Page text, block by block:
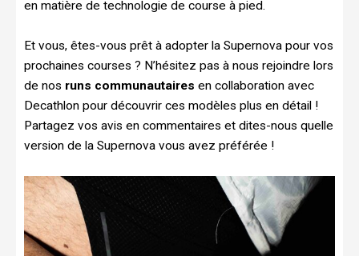
en matière de technologie de course à pied.
Et vous, êtes-vous prêt à adopter la Supernova pour vos
prochaines courses ? N’hésitez pas à nous rejoindre lors
de nos runs communautaires en collaboration avec
Decathlon pour découvrir ces modèles plus en détail !
Partagez vos avis en commentaires et dites-nous quelle
version de la Supernova vous avez préférée !